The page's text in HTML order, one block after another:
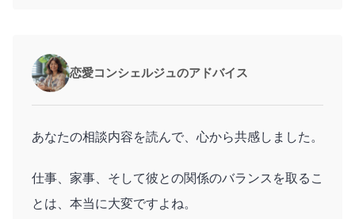
恋愛コンシェルジュのアドバイス
あなたの相談内容を読んで、心から共感しました。
仕事、家事、そして彼との関係のバランスを取るこ
とは、本当に大変ですよね。